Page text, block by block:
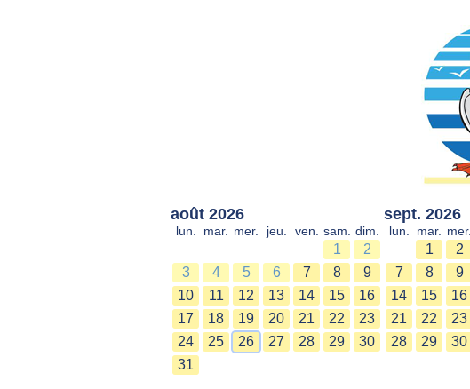
août 2026
lun. mar. mer. jeu. ven. sam. dim.
1
2
3
4 5 6 7 8
9
10
11 12 13 14 15
16
17
18 19 20 21 22
23
24
25 26 27 28 29
30
31
sept. 2026
lun. mar. mer.
1 2
7
8 9
14
15 16
21
22 23
28
29 30